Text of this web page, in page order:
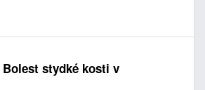
stydké kosti v